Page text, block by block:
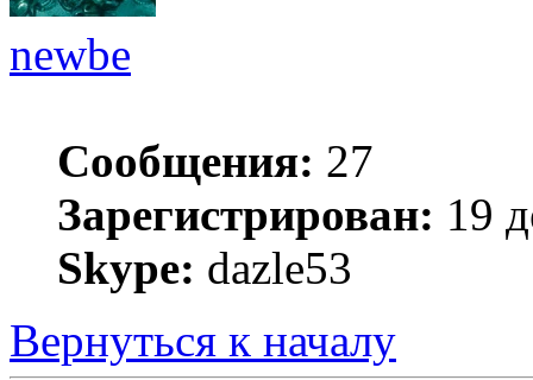
newbe
Сообщения: 27
Зарегистрирован: 19
Skype: dazle53
Вернуться к началу